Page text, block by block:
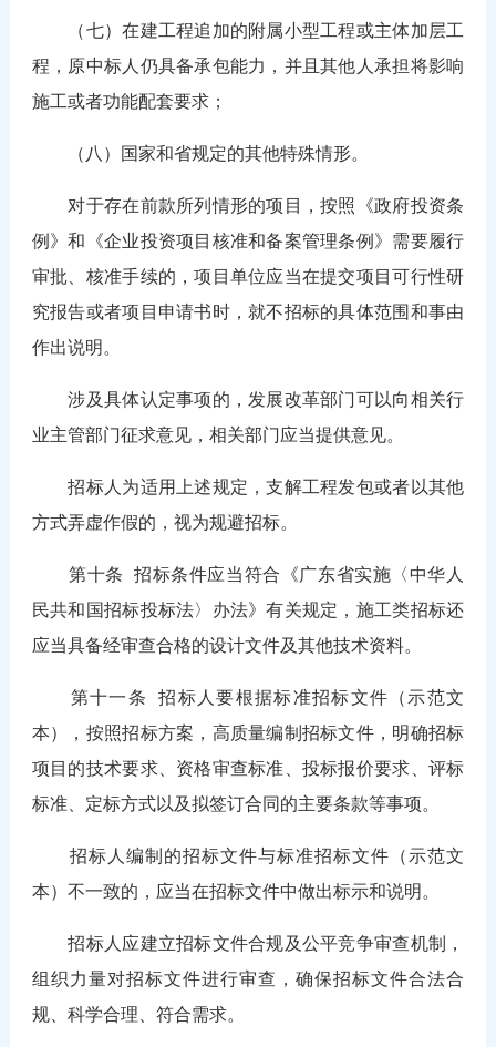
（七）在建工程追加的附属小型工程或主体加层工
程，原中标人仍具备承包能力，并且其他人承担将影响
施工或者功能配套要求；
（八）国家和省规定的其他特殊情形。
对于存在前款所列情形的项目，按照《政府投资条
例》和《企业投资项目核准和备案管理条例》需要履行
审批、核准手续的，项目单位应当在提交项目可行性研
究报告或者项目申请书时，就不招标的具体范围和事由
作出说明。
涉及具体认定事项的，发展改革部门可以向相关行
业主管部门征求意见，相关部门应当提供意见。
招标人为适用上述规定，支解工程发包或者以其他
方式弄虚作假的，视为规避招标。
第十条招标条件应当符合《广东省实施〈中华人
民共和国招标投标法〉办法》有关规定，施工类招标还
应当具备经审查合格的设计文件及其他技术资料。
第十一条招标人要根据标准招标文件（示范文
本），按照招标方案，高质量编制招标文件，明确招标
项目的技术要求、资格审查标准、投标报价要求、评标
标准、定标方式以及拟签订合同的主要条款等事项。
招标人编制的招标文件与标准招标文件（示范文
本）不一致的，应当在招标文件中做出标示和说明。
招标人应建立招标文件合规及公平竞争审查机制，
组织力量对招标文件进行审查，确保招标文件合法合
规、科学合理、符合需求。